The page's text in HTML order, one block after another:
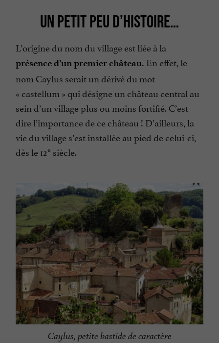
UN PETIT PEU D’HISTOIRE…
L’origine du nom du village est liée à la
présence d’un premier château. En effet, le
nom Caylus serait un dérivé du mot
« castellum » qui désigne un château central au
sein d’un village plus ou moins fortifié. C’est
dire l’importance de ce château ! D’ailleurs, la
vie du village s’est installée au pied de celui-ci,
dès le 12e siècle.
Caylus, petite bastide de caractère